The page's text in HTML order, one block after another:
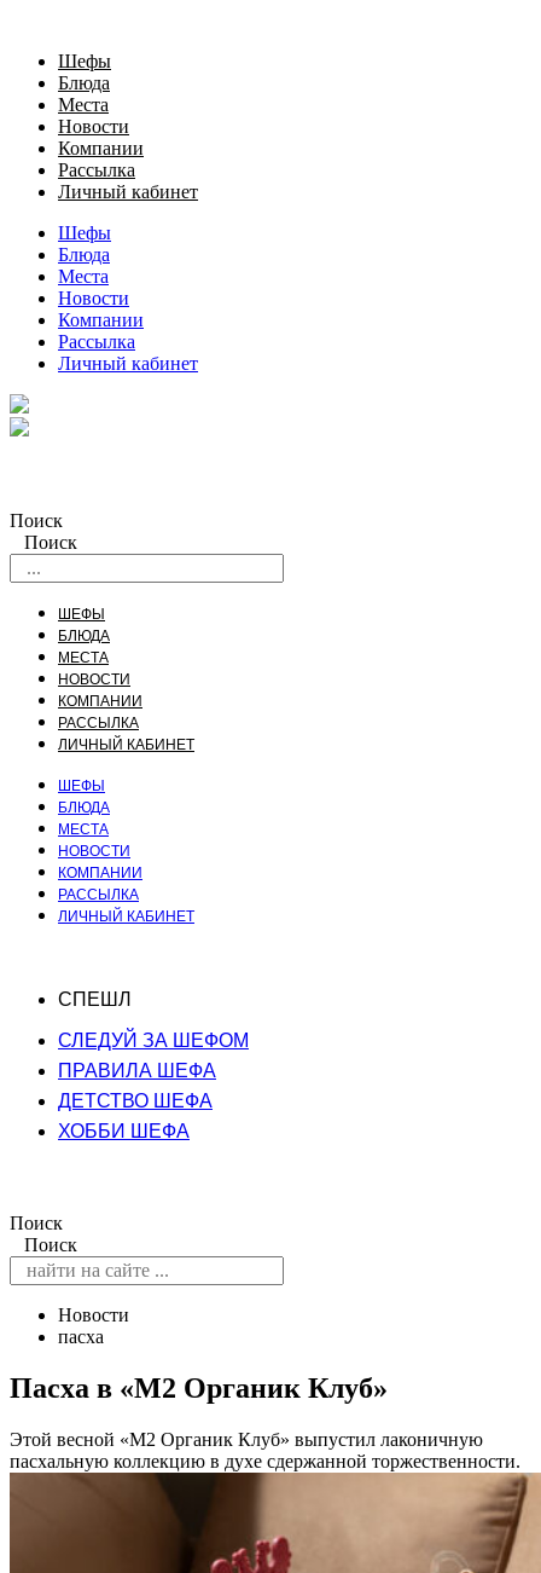
Шефы
Блюда
Места
Новости
Компании
Рассылка
Личный кабинет
Шефы
Блюда
Места
Новости
Компании
Рассылка
Личный кабинет
Поиск
Поиск
ШЕФЫ
БЛЮДА
МЕСТА
НОВОСТИ
КОМПАНИИ
РАССЫЛКА
ЛИЧНЫЙ КАБИНЕТ
ШЕФЫ
БЛЮДА
МЕСТА
НОВОСТИ
КОМПАНИИ
РАССЫЛКА
ЛИЧНЫЙ КАБИНЕТ
СПЕШЛ
СЛЕДУЙ ЗА ШЕФОМ
ПРАВИЛА ШЕФА
ДЕТСТВО ШЕФА
ХОББИ ШЕФА
Поиск
Поиск
Новости
пасха
Пасха в «М2 Органик Клуб»
Этой весной «М2 Органик Клуб» выпустил лаконичную
пасхальную коллекцию в духе сдержанной торжественности.